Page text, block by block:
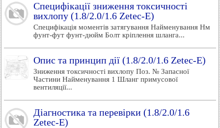
Специфікації зниження токсичності
вихлопу (1.8/2.0/1.6 Zetec-E)
Специфікація моментів затягування Найменування Нм
фунт-фут фунт-дюйм Болт кріплення шланга...
Опис та принцип дії (1.8/2.0/1.6 Zetec-E)
Зниження токсичності вихлопу Поз. № Запасної
Частини Найменування 1 Шланг примусової
вентиляції...
Діагностика та перевірки (1.8/2.0/1.6
Zetec-E)